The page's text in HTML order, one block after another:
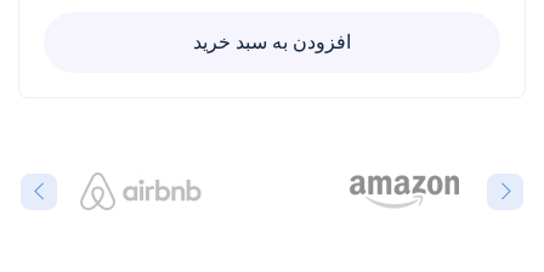
افزودن به سبد خرید